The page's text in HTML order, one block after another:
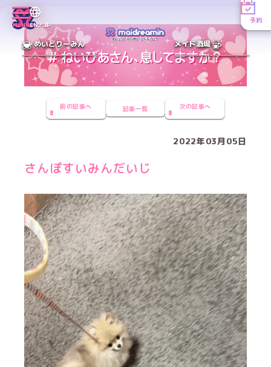
MENUEN／JP
予約
めいどりーみん メイド酒場
前の記事へ 記事一覧 次の記事へ
2022年03月05日
さんぽすいみんだいじ